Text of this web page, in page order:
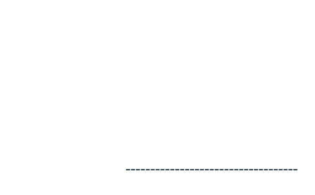
-----------------------------------